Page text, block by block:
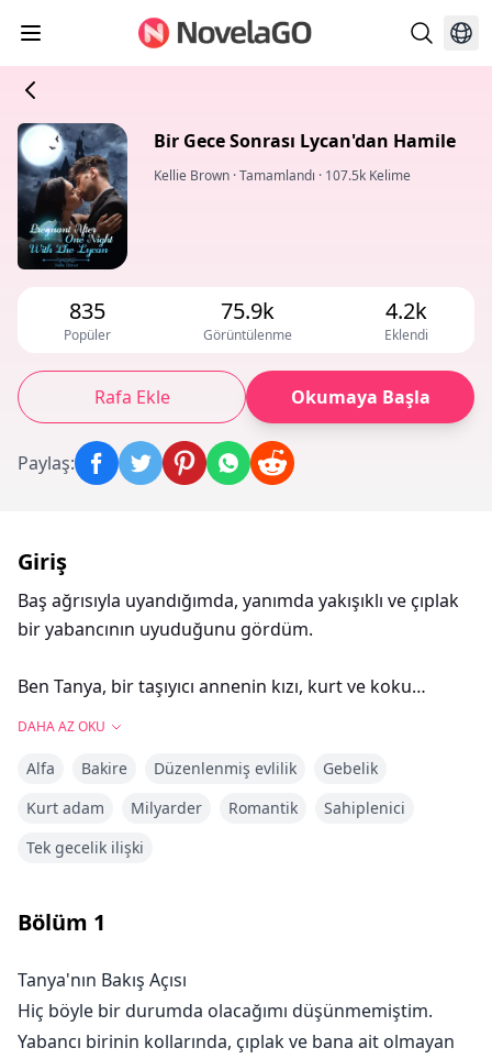
Bir Gece Sonrası Lycan'dan Hamile
Kellie Brown ·Tamamlandı · 107.5k Kelime
835
Popüler
75.9k
Görüntülenme
4.2k
Eklendi
Rafa Ekle Okumaya Başla
Paylaş:
Giriş
Baş ağrısıyla uyandığımda, yanımda yakışıklı ve çıplak
bir yabancının uyuduğunu gördüm.
Ben Tanya, bir taşıyıcı annenin kızı, kurt ve koku
vermeyi planladığımda, onu kız kardeşimle yatakta
buldum.
yabancıyla bir gecelik ilişki yaşadım.
ama onun krallığımızın en güçlü Lycan'ı ve alfa prensi
‘Sen bir orospusun, hamilesin! Neyse ki Rick seni
metresi olarak kabul edecek kadar nazik ve seni
utançtan kurtaracak,’ dedi üvey annem, masaya bir
DAHA AZ OKU
Alfa Bakire Düzenlenmiş evlilik
Gebelik
Kurt adam
Milyarder Romantik
Sahiplenici
Tek gecelik ilişki
Bölüm 1
Tanya'nın Bakış Açısı
Hiç böyle bir durumda olacağımı düşünmemiştim.
Yabancı birinin kollarında, çıplak ve bana ait olmayan